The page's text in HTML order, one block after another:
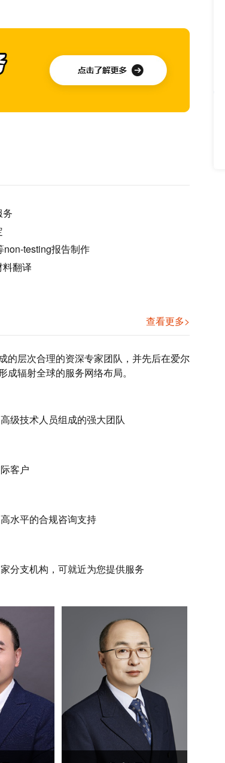
务
testing报告制作
翻译
查看更多>
的层次合理的资深专家团队，并先后在爱尔
辐射全球的服务网络布局。
级技术人员组成的强大团队
客户
水平的合规咨询支持
分支机构，可就近为您提供服务